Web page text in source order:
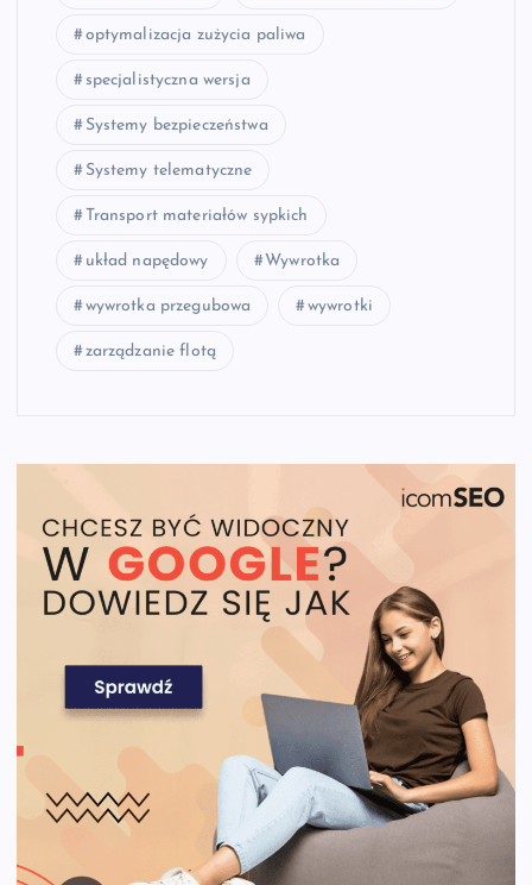
optymalizacja zużycia paliwa
specjalistyczna wersja
Systemy bezpieczeństwa
Systemy telematyczne
Transport materiałów sypkich
układ napędowy Wywrotka
wywrotka przegubowa wywrotki
zarządzanie flotą